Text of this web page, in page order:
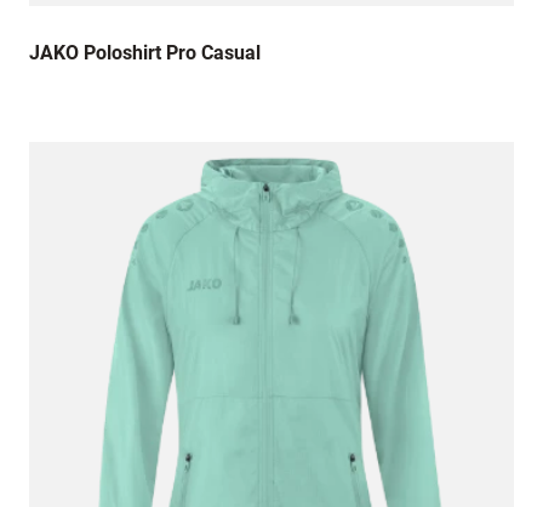
JAKO Poloshirt Pro Casual